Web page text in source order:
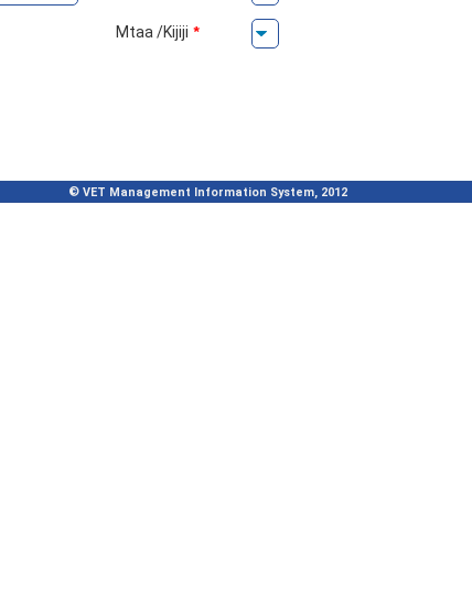
Mtaa /Kijiji *
© VET Management Information System, 2012